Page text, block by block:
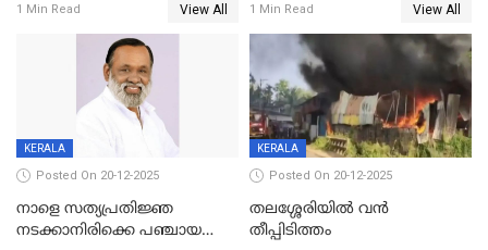
അന്വേഷിക്കും
1 Min Read View All
കഴുത്തുഞെരിച്ച് കൊന്നു
1 Min Read View All
KERALA
Posted On 20-12-2025
നാളെ സത്യപ്രതിജ്ഞ
നടക്കാനിരിക്കെ പഞ്ചായത്ത്
KERALA
Posted On 20-12-2025
തലശ്ശേരിയിൽ വൻ
തീപ്പിടിത്തം